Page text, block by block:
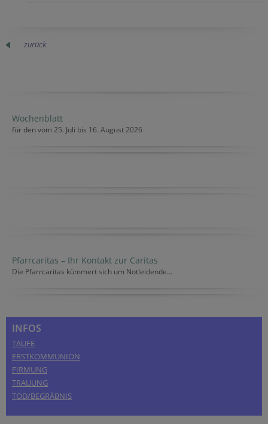
zurück
Wochenblatt
für den vom 25. Juli bis 16. August 2026
Pfarrcaritas – Ihr Kontakt zur Caritas
Die Pfarrcaritas kümmert sich um Notleidende...
INFOS
TAUFE
ERSTKOMMUNION
FIRMUNG
TRAUUNG
TOD/BEGRÄBNIS